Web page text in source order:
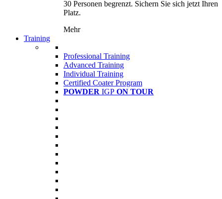
30 Personen begrenzt. Sichern Sie sich jetzt Ihren
Platz.
Mehr
Training
Professional Training
Advanced Training
Individual Training
Certified Coater Program
POWDER IGP ON TOUR